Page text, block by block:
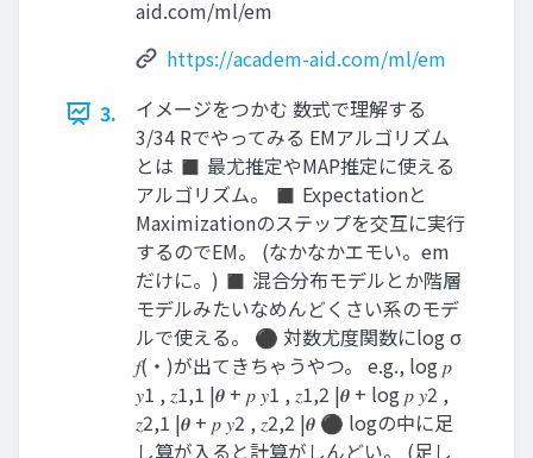
aid.com/ml/em
https://academ-aid.com/ml/em
3.
イメージをつかむ 数式で理解する
3/34 Rでやってみる EMアルゴリズム
とは ◼ 最尤推定やMAP推定に使える
アルゴリズム。 ◼ Expectationと
Maximizationのステップを交互に実行
するのでEM。 (なかなかエモい。em
だけに。) ◼ 混合分布モデルとか階層
モデルみたいなめんどくさい系のモデ
ルで使える。 ⚫ 対数尤度関数にlog σ
𝑓(・)が出てきちゃうやつ。 e.g., log 𝑝
𝑦1 , 𝑧1,1 |𝜽 + 𝑝 𝑦1 , 𝑧1,2 |𝜽 + log 𝑝 𝑦2 ,
𝑧2,1 |𝜽 + 𝑝 𝑦2 , 𝑧2,2 |𝜽 ⚫ logの中に足
し算が入ると計算がしんどい。 (足し